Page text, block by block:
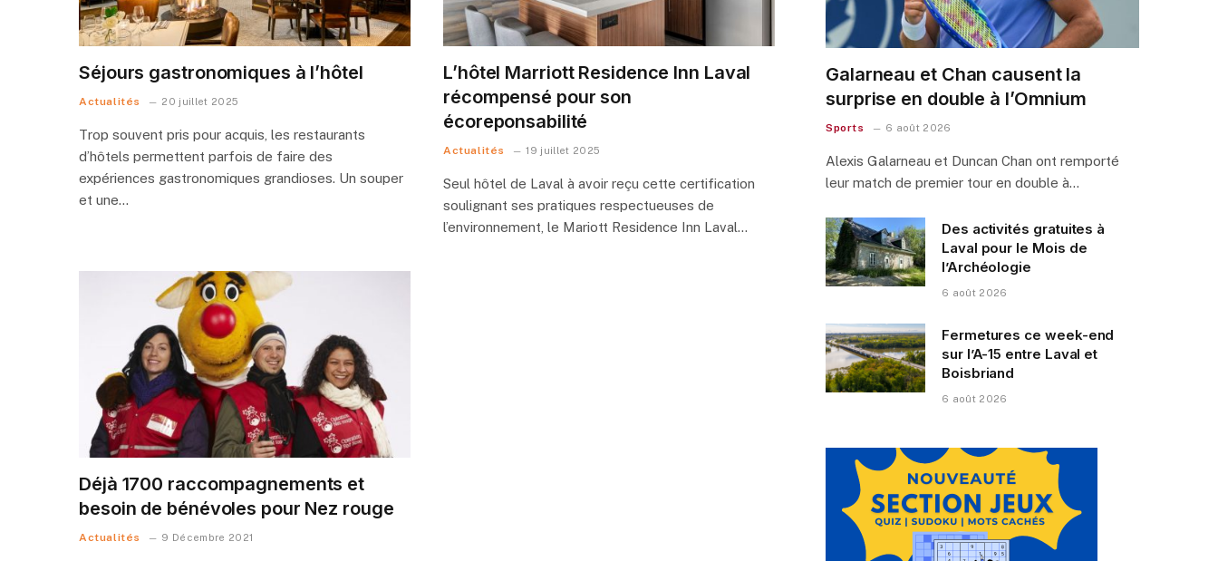
Séjours gastronomiques à l’hôtel
Actualités 20 juillet 2025
Trop souvent pris pour acquis, les restaurants
d’hôtels permettent parfois de faire des
expériences gastronomiques grandioses. Un souper
et une…
L’hôtel Marriott Residence Inn Laval
récompensé pour son
écoreponsabilité
Actualités 19 juillet 2025
Seul hôtel de Laval à avoir reçu cette certification
soulignant ses pratiques respectueuses de
l’environnement, le Mariott Residence Inn Laval…
Déjà 1700 raccompagnements et
besoin de bénévoles pour Nez rouge
Actualités 9 Décembre 2021
Galarneau et Chan causent la
surprise en double à l’Omnium
Sports 6 août 2026
Alexis Galarneau et Duncan Chan ont remporté
leur match de premier tour en double à…
Des activités gratuites à
Laval pour le Mois de
l’Archéologie
6 août 2026
Fermetures ce week-end
sur l’A-15 entre Laval et
Boisbriand
6 août 2026